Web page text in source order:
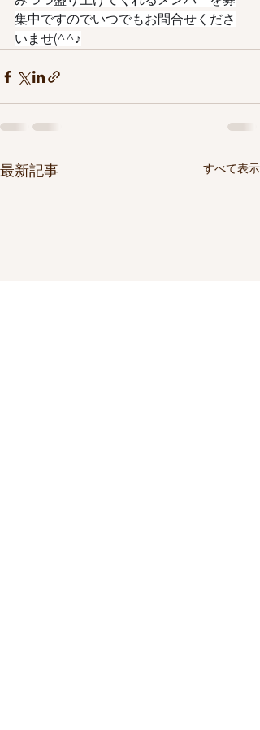
集中ですのでいつでもお問合せくださ
いませ(^^♪
最新記事 すべて表示